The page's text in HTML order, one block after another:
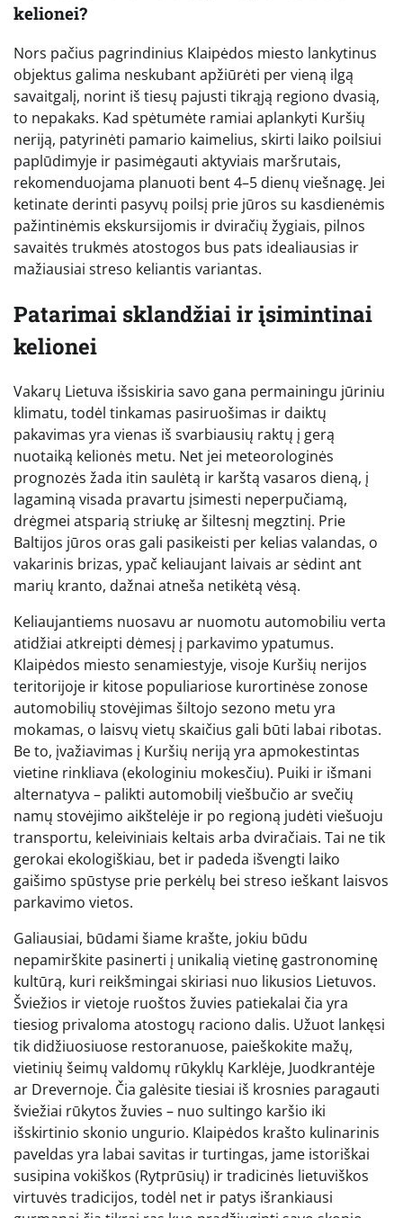
kelionei?
Nors pačius pagrindinius Klaipėdos miesto lankytinus
objektus galima neskubant apžiūrėti per vieną ilgą
savaitgalį, norint iš tiesų pajusti tikrąją regiono dvasią,
to nepakaks. Kad spėtumėte ramiai aplankyti Kuršių
neriją, patyrinėti pamario kaimelius, skirti laiko poilsiui
paplūdimyje ir pasimėgauti aktyviais maršrutais,
rekomenduojama planuoti bent 4–5 dienų viešnagę. Jei
ketinate derinti pasyvų poilsį prie jūros su kasdienėmis
pažintinėmis ekskursijomis ir dviračių žygiais, pilnos
savaitės trukmės atostogos bus pats idealiausias ir
mažiausiai streso keliantis variantas.
Patarimai sklandžiai ir įsimintinai
kelionei
Vakarų Lietuva išsiskiria savo gana permainingu jūriniu
klimatu, todėl tinkamas pasiruošimas ir daiktų
pakavimas yra vienas iš svarbiausių raktų į gerą
nuotaiką kelionės metu. Net jei meteorologinės
prognozės žada itin saulėtą ir karštą vasaros dieną, į
lagaminą visada pravartu įsimesti neperpučiamą,
drėgmei atsparią striukę ar šiltesnį megztinį. Prie
Baltijos jūros oras gali pasikeisti per kelias valandas, o
vakarinis brizas, ypač keliaujant laivais ar sėdint ant
marių kranto, dažnai atneša netikėtą vėsą.
Keliaujantiems nuosavu ar nuomotu automobiliu verta
atidžiai atkreipti dėmesį į parkavimo ypatumus.
Klaipėdos miesto senamiestyje, visoje Kuršių nerijos
teritorijoje ir kitose populiariose kurortinėse zonose
automobilių stovėjimas šiltojo sezono metu yra
mokamas, o laisvų vietų skaičius gali būti labai ribotas.
Be to, įvažiavimas į Kuršių neriją yra apmokestintas
vietine rinkliava (ekologiniu mokesčiu). Puiki ir išmani
alternatyva – palikti automobilį viešbučio ar svečių
namų stovėjimo aikštelėje ir po regioną judėti viešuoju
transportu, keleiviniais keltais arba dviračiais. Tai ne tik
gerokai ekologiškiau, bet ir padeda išvengti laiko
gaišimo spūstyse prie perkėlų bei streso ieškant laisvos
parkavimo vietos.
Galiausiai, būdami šiame krašte, jokiu būdu
nepamirškite pasinerti į unikalią vietinę gastronominę
kultūrą, kuri reikšmingai skiriasi nuo likusios Lietuvos.
Šviežios ir vietoje ruoštos žuvies patiekalai čia yra
tiesiog privaloma atostogų raciono dalis. Užuot lankęsi
tik didžiuosiuose restoranuose, paieškokite mažų,
vietinių šeimų valdomų rūkyklų Karklėje, Juodkrantėje
ar Drevernoje. Čia galėsite tiesiai iš krosnies paragauti
šviežiai rūkytos žuvies – nuo sultingo karšio iki
išskirtinio skonio ungurio. Klaipėdos krašto kulinarinis
paveldas yra labai savitas ir turtingas, jame istoriškai
susipina vokiškos (Rytprūsių) ir tradicinės lietuviškos
virtuvės tradicijos, todėl net ir patys išrankiausi